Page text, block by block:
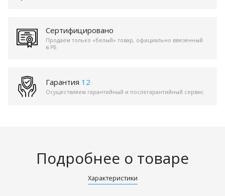
Сертифицировано
Продаем только «белый» товар, официально ввезенный
в РБ
Гарантия 12
Осуществляем гарантийный и послегарантийный сервис
Подробнее о товаре
Характеристики